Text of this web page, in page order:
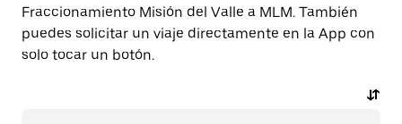
Fraccionamiento Misión del Valle a MLM. También
puedes solicitar un viaje directamente en la App con
solo tocar un botón.